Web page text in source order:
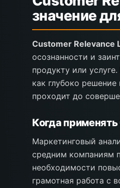
значение
Customer Relevance
осознанности и
продукту или
как глубоко
проходит до
Когда
Маркетинговый
средним компаниям
необходимости
грамотная работа с